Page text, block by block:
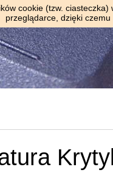
cookie (tzw.
przeglądarce, dzięki